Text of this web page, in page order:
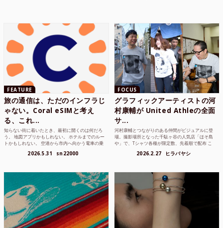
FEATURE
旅の通信は、ただのインフラじ
ゃない。Coral eSIMと考え
る、これ...
知らない街に着いたとき、最初に開くのは何だろ
う。 地図アプリかもしれない。 ホテルまでのルー
トかもしれない。 空港から市内へ向かう電車の乗
2026.5.31 sn22000
FOCUS
グラフィックアーティストの河
村康輔が United Athleの全面
サ...
河村康輔とつながりのある仲間がビジュアルに登
場。撮影場所となった千駄ヶ谷の人気店「ほそ島
や」で、Tシャツ各種が限定数、先着順で配布 こ
2026.2.27 ヒラバヤシ